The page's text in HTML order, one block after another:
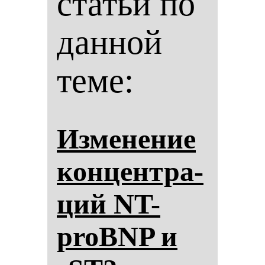
данной
теме:
Из­ме­не­ние
кон­цен­тра­
ций NT-
proBNP и